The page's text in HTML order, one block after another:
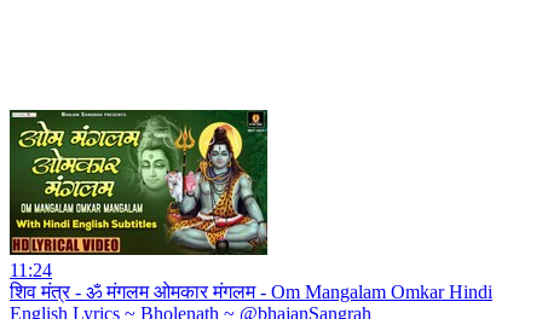
11:24
शिव मंत्र - ॐ मंगलम ओमकार मंगलम - Om Mangalam Omkar Hindi
English Lyrics ~ Bholenath ~ @bhajanSangrah